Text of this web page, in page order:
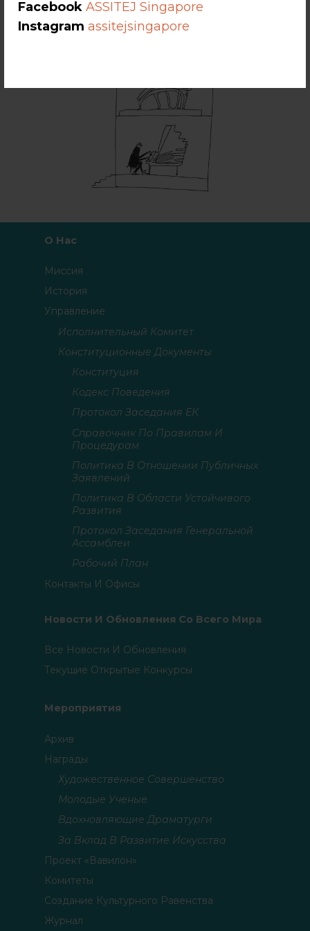
Facebook ASSITEJ Singapore
Instagram assitejsingapore
О Нас
Миссия
История
Управление
Исполнительный Комитет
Конституционные Документы
Конституция
Кодекс Поведения
Протокол Заседания ЕК
Справочник По Правилам И
Процедурам
Политика В Отношении Публичных
Заявлений
Политика В Области Устойчивого
Развития
Протокол Заседания Генеральной
Ассамблеи
Рабочий План
Контакты И Офисы
Новости И Обновления Со Всего Мира
Все Новости И Обновления
Текущие Открытые Конкурсы
Мероприятия
Архив
Награды
Художественное Совершенство
Молодые Ученые
Вдохновляющие Драматурги
За Вклад В Развитие Искусства
Проект «Вавилон»
Комитеты
Создание Культурного Равенства
Журнал